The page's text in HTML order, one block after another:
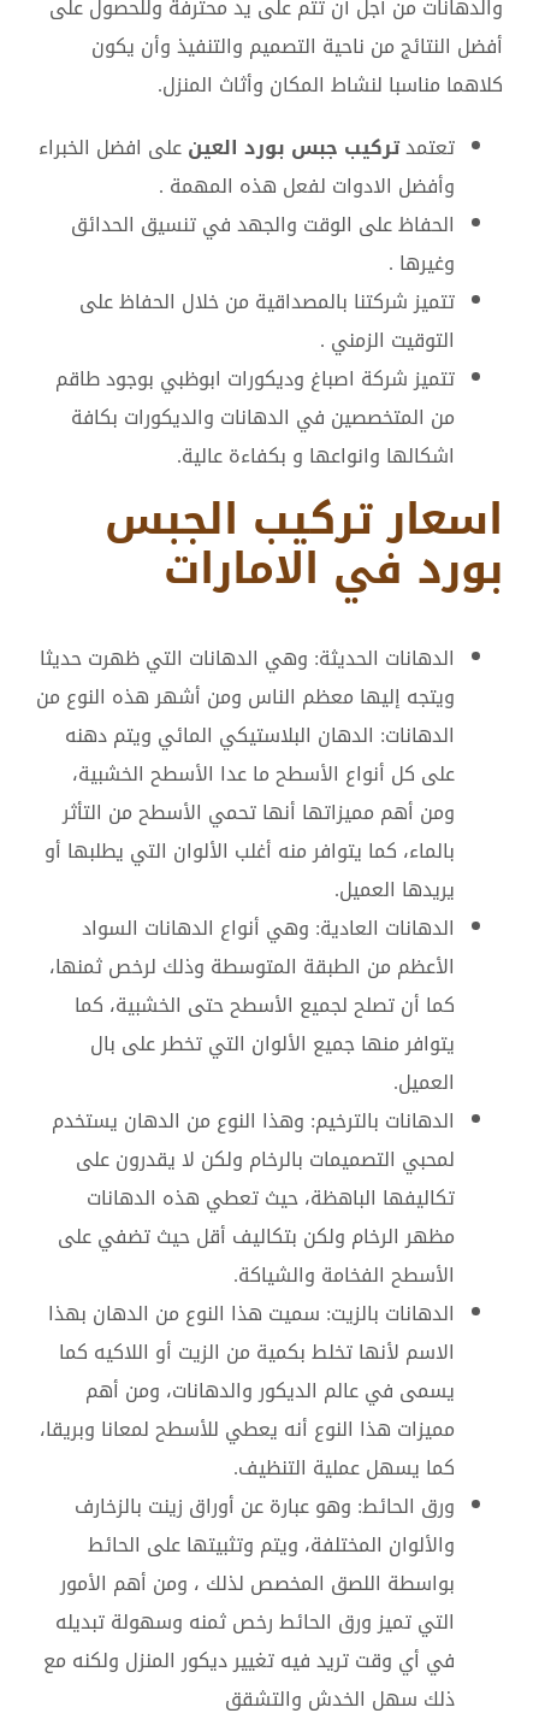
والدهانات من أجل أن تتم على يد محترفة وللحصول على
أفضل النتائج من ناحية التصميم والتنفيذ وأن يكون
كلاهما مناسبا لنشاط المكان وأثاث المنزل.
تعتمدتركيب جبس بورد العينعلى افضل الخبراء
وأفضل الادوات لفعل هذه المهمة .
الحفاظ على الوقت والجهد في تنسيق الحدائق
وغيرها .
تتميز شركتنا بالمصداقية من خلال الحفاظ على
التوقيت الزمني .
تتميز شركة اصباغ وديكورات ابوظبي بوجود طاقم
من المتخصصين في الدهانات والديكورات بكافة
اشكالها وانواعها و بكفاءة عالية.
اسعار تركيب الجبس
بورد في الامارات
الدهانات الحديثة: وهي الدهانات التي ظهرت حديثا
ويتجه إليها معظم الناس ومن أشهر هذه النوع من
الدهانات: الدهان البلاستيكي المائي ويتم دهنه
على كل أنواع الأسطح ما عدا الأسطح الخشبية،
ومن أهم مميزاتها أنها تحمي الأسطح من التأثر
بالماء، كما يتوافر منه أغلب الألوان التي يطلبها أو
يريدها العميل.
الدهانات العادية: وهي أنواع الدهانات السواد
الأعظم من الطبقة المتوسطة وذلك لرخص ثمنها،
كما أن تصلح لجميع الأسطح حتى الخشبية، كما
يتوافر منها جميع الألوان التي تخطر على بال
العميل.
الدهانات بالترخيم: وهذا النوع من الدهان يستخدم
لمحبي التصميمات بالرخام ولكن لا يقدرون على
تكاليفها الباهظة، حيث تعطي هذه الدهانات
مظهر الرخام ولكن بتكاليف أقل حيث تضفي على
الأسطح الفخامة والشياكة.
الدهانات بالزيت: سميت هذا النوع من الدهان بهذا
الاسم لأنها تخلط بكمية من الزيت أو اللاكيه كما
يسمى في عالم الديكور والدهانات، ومن أهم
مميزات هذا النوع أنه يعطي للأسطح لمعانا وبريقا،
كما يسهل عملية التنظيف.
ورق الحائط: وهو عبارة عن أوراق زينت بالزخارف
والألوان المختلفة، ويتم وتثبيتها على الحائط
بواسطة اللصق المخصص لذلك ، ومن أهم الأمور
التي تميز ورق الحائط رخص ثمنه وسهولة تبديله
في أي وقت تريد فيه تغيير ديكور المنزل ولكنه مع
ذلك سهل الخدش والتشقق